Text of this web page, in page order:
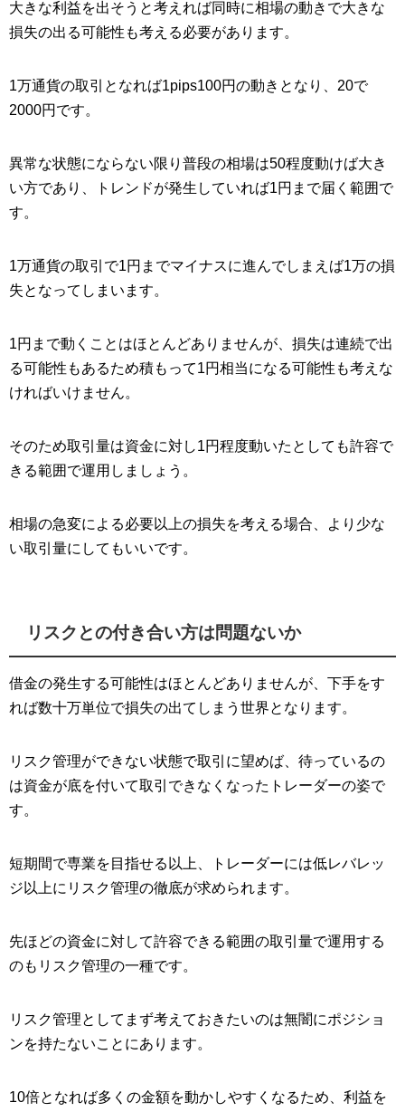
大きな利益を出そうと考えれば同時に相場の動きで大きな
損失の出る可能性も考える必要があります。
1万通貨の取引となれば1pips100円の動きとなり、20で
2000円です。
異常な状態にならない限り普段の相場は50程度動けば大き
い方であり、トレンドが発生していれば1円まで届く範囲で
す。
1万通貨の取引で1円までマイナスに進んでしまえば1万の損
失となってしまいます。
1円まで動くことはほとんどありませんが、損失は連続で出
る可能性もあるため積もって1円相当になる可能性も考えな
ければいけません。
そのため取引量は資金に対し1円程度動いたとしても許容で
きる範囲で運用しましょう。
相場の急変による必要以上の損失を考える場合、より少な
い取引量にしてもいいです。
リスクとの付き合い方は問題ないか
借金の発生する可能性はほとんどありませんが、下手をす
れば数十万単位で損失の出てしまう世界となります。
リスク管理ができない状態で取引に望めば、待っているの
は資金が底を付いて取引できなくなったトレーダーの姿で
す。
短期間で専業を目指せる以上、トレーダーには低レバレッ
ジ以上にリスク管理の徹底が求められます。
先ほどの資金に対して許容できる範囲の取引量で運用する
のもリスク管理の一種です。
リスク管理としてまず考えておきたいのは無闇にポジショ
ンを持たないことにあります。
10倍となれば多くの金額を動かしやすくなるため、利益を